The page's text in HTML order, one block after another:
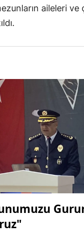
aileleri ve